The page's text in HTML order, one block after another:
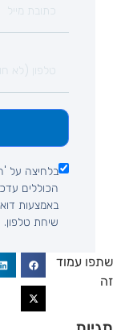
בלחיצה על
הכוללים
שיחת טלפון.
עמוד